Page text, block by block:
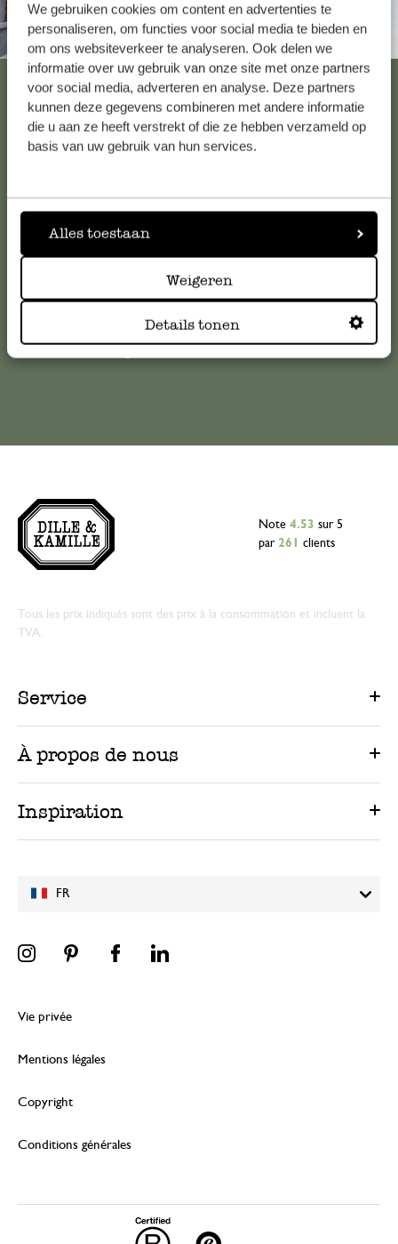
We gebruiken cookies om content en advertenties te
personaliseren, om functies voor social media te bieden en
om ons websiteverkeer te analyseren. Ook delen we
informatie over uw gebruik van onze site met onze partners
voor social media, adverteren en analyse. Deze partners
kunnen deze gegevens combineren met andere informatie
die u aan ze heeft verstrekt of die ze hebben verzameld op
basis van uw gebruik van hun services.
Alles toestaan
Weigeren
Details tonen
Toujours à proximité
Voir les 62 magasins
Service clientèle
Pour toute question ou demande de conseil ou d’aide,
serviceclientele@dille-kamille.com
FR
Note 4.53 sur 5
par 261 clients
Tous les prix indiqués sont des prix à la consommation et incluent la
TVA.
Service
À propos de nous
Inspiration
Vie privée
Mentions légales
Copyright
Conditions générales